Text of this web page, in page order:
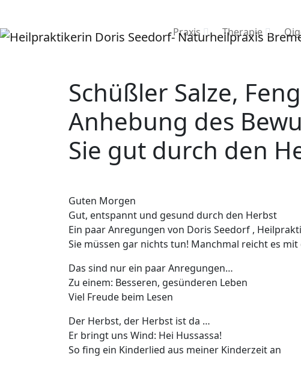
Praxis Therapie
Schüßler Salze,
Anhebung des
Sie gut durch den
Guten Morgen
Gut, entspannt und gesund durch den Herbst
Ein paar Anregungen von Doris Seedorf ,
Sie müssen gar nichts tun! Manchmal reicht es
Das sind nur ein paar Anregungen…
Zu einem: Besseren, gesünderen Leben
Viel Freude beim Lesen
Der Herbst, der Herbst ist da …
Er bringt uns Wind: Hei Hussassa!
So fing ein Kinderlied aus meiner Kinderzeit an